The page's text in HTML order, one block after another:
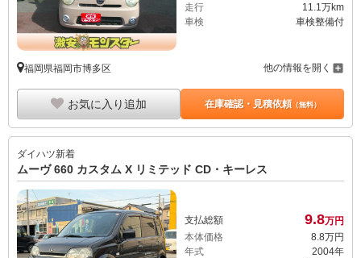
走行
11.1万km
車検
車検整備付
福岡県福岡市博多区 他の情報を開く
お気に入り追加 在庫確認・見積依頼（無料）
ダイハツ新着
ムーヴ 660 カスタム X リミテッド CD・キーレス
支払総額 9.8万円
本体価格
8. 8万円
年式
2004年